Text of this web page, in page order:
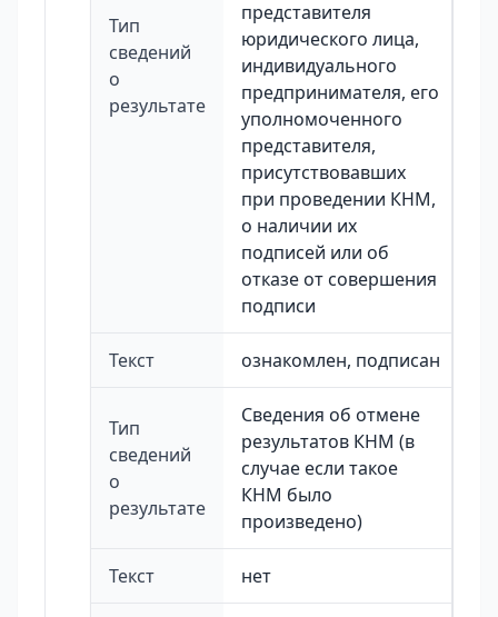
Тип
сведений
о
результате
представителя
юридического лица,
индивидуального
предпринимателя, его
уполномоченного
представителя,
присутствовавших
при проведении КНМ,
о наличии их
подписей или об
отказе от совершения
подписи
Текст ознакомлен, подписан
Тип
сведений
о
результате
Сведения об отмене
результатов КНМ (в
случае если такое
КНМ было
произведено)
Текст нет